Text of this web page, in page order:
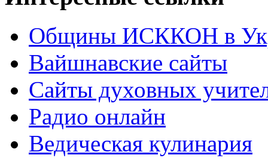
Общины ИСККОН в
Вайшнавские сайты
Сайты духовных
Радио онлайн
Ведическая кулинария